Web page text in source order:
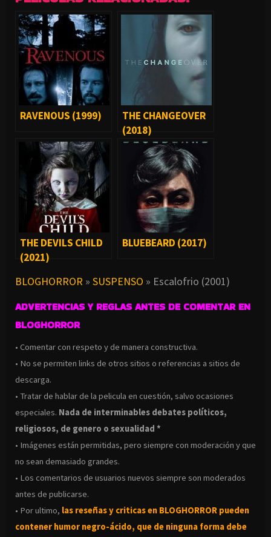
RAVENOUS (1999)
THE CHANGEOVER
(2018)
THE DEVILS CHILD
(2021)
BLUEBEARD (2017)
BLOGHORROR » SUSPENSO » Escalofrio (2001)
ADVERTENCIAS Y REGLAS ANTES DE COMENTAR EN
BLOGHORROR
• Comentar con respeto y de manera constructiva.
• No se permiten links de otros sitios o referencias a sitios de
descarga.
• Tratar de hablar de la pelicula en cuestión, salvo ocasiones
especiales. Nada de interminables debates políticos,
religiosos, de genero o sexualidad *
• Imágenes están permitidas, pero siempre con moderación y que
no sean demasiado grandes.
• Los comentarios de usuarios nuevos siempre son moderados
antes de publicarse.
• Por ultimo, las reseñas y criticas en BLOGHORROR pueden
contener humor negro-ácido, que de ninguna forma debe